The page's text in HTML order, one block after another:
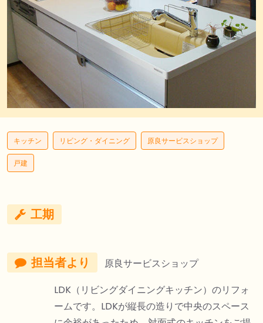
キッチン リビング・ダイニング 原良サービスショップ
戸建
工期
担当者より
原良サービスショップ
LDK（リビングダイニングキッチン）のリフォ
ームです。LDKが縦長の造りで中央のスペース